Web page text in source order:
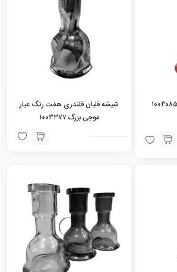
شیشه قلیان قلندری هفت رنگ عیار
موجی بزرگ ۱۰۰۳۳۷۷